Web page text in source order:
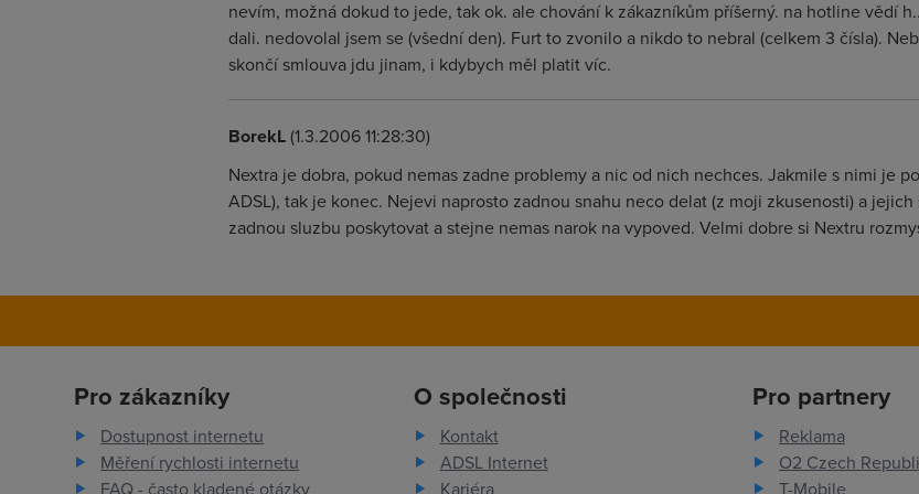
nevím, možná dokud to jede, tak ok. ale chování k zákazníkům příšerný. na hotline vědí
dali. nedovolal jsem se (všední den). Furt to zvonilo a nikdo to nebral (celkem 3 čísla).
skončí smlouva jdu jinam, i kdybych měl platit víc.
BorekL(1.3.2006 11:28:30)
Nextra je dobra, pokud nemas zadne problemy a nic od nich nechces. Jakmile s nimi je
ADSL), tak je konec. Nejevi naprosto zadnou snahu neco delat (z moji zkusenosti) a
zadnou sluzbu poskytovat a stejne nemas narok na vypoved. Velmi dobre si Nextru
Pro zákazníky
Dostupnost internetu
Měření rychlosti internetu
FAQ - často kladené otázky
O společnosti
Kontakt
ADSL Internet
Kariéra
Pro partnery
Reklama
O2 Czech
T-Mobile